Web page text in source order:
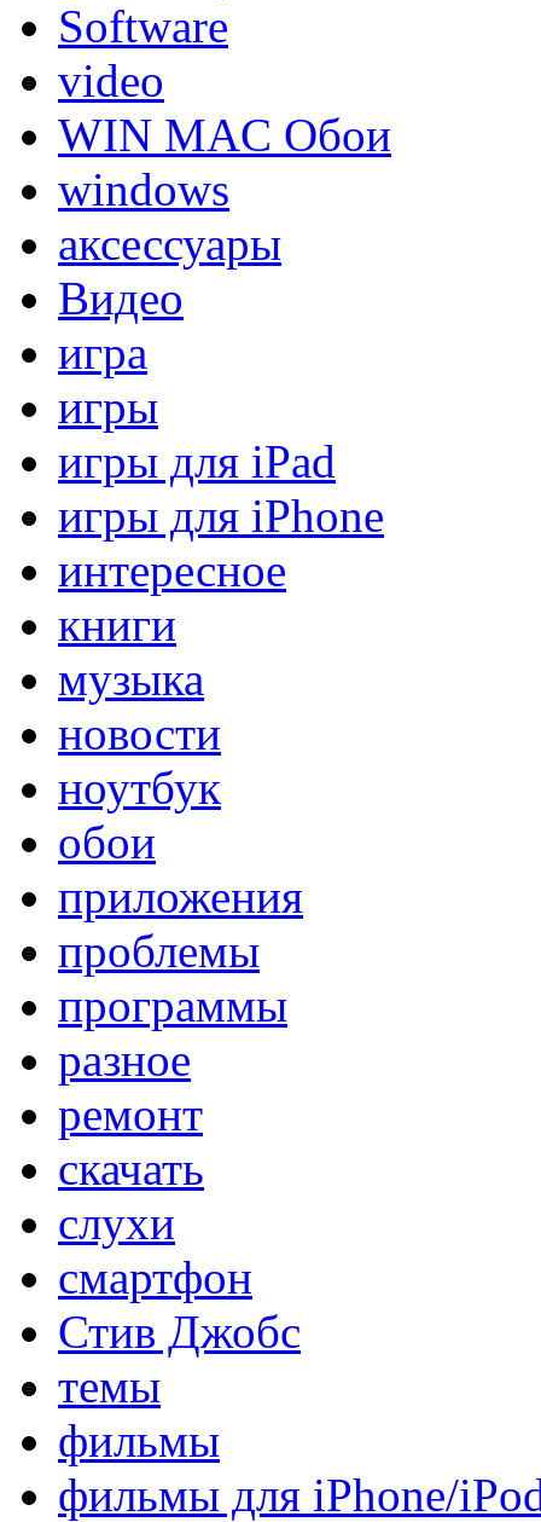
Software
video
WIN MAC Обои
windows
аксессуары
Видео
игра
игры
игры для iPad
игры для iPhone
интересное
книги
музыка
новости
ноутбук
обои
приложения
проблемы
программы
разное
ремонт
скачать
слухи
смартфон
Стив Джобс
темы
фильмы
фильмы для iPhone/